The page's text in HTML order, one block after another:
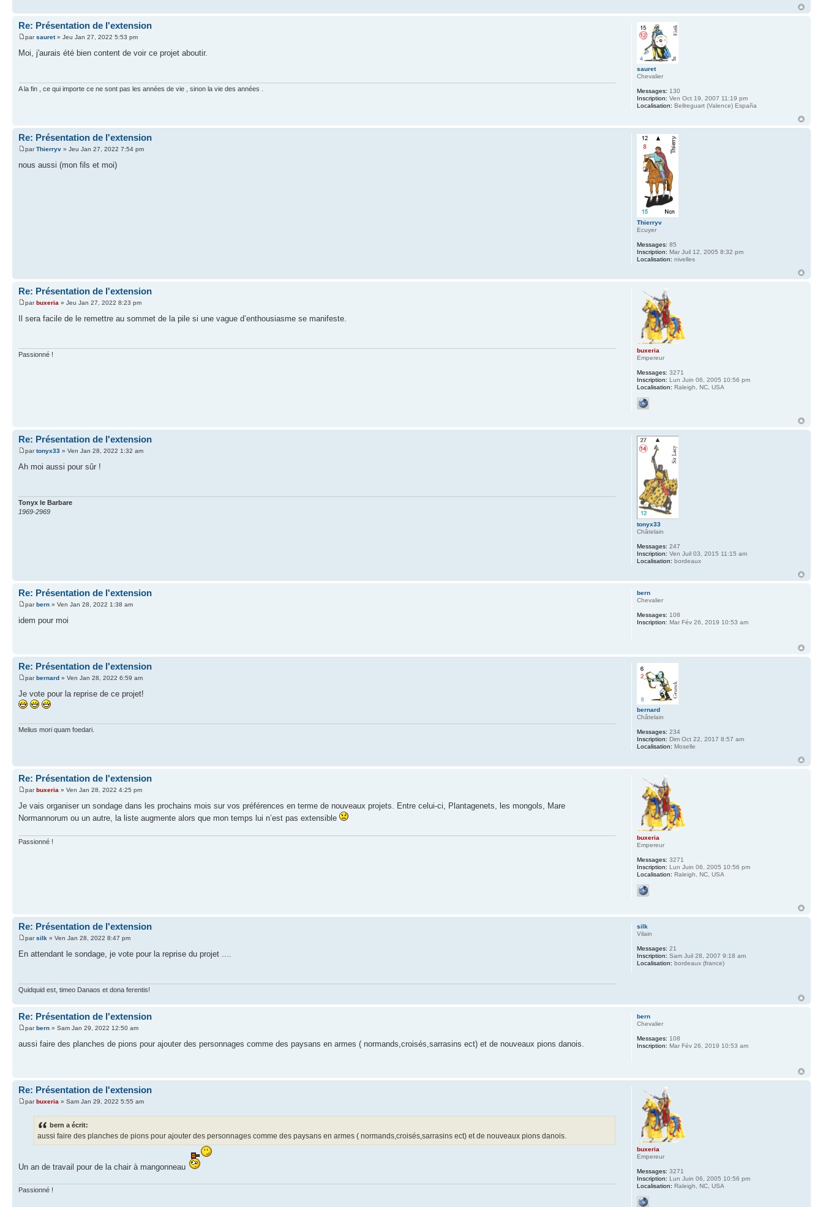
Re: Présentation de l'extension
parsauret» Jeu Jan 27, 2022 5:53 pm
Moi, j'aurais été bien content de voir ce projet aboutir.
A la fin , ce qui importe ce ne sont pas les années de vie , sinon la vie des années .
sauret
Chevalier
Messages: 130
Inscription: Ven Oct 19, 2007 11:19 pm
Localisation: Bellreguart (Valence) España
Re: Présentation de l'extension
parThierryv » Jeu Jan 27, 2022 7:54 pm
nous aussi (mon fils et moi)
Thierryv
Ecuyer
Messages: 85
Inscription: Mar Juil 12, 2005 8:32 pm
Localisation: nivelles
Re: Présentation de l'extension
parbuxeria » Jeu Jan 27, 2022 8:23 pm
Il sera facile de le remettre au sommet de la pile si une vague d’enthousiasme se manifeste.
Passionné !
buxeria
Empereur
Messages: 3271
Inscription: Lun Juin 06, 2005 10:56 pm
Localisation: Raleigh, NC, USA
Re: Présentation de l'extension
partonyx33 » Ven Jan 28, 2022 1:32 am
Ah moi aussi pour sûr !
Tonyx le Barbare
1969-2969
tonyx33
Châtelain
Messages: 247
Inscription: Ven Juil 03, 2015 11:15 am
Localisation: bordeaux
Re: Présentation de l'extension
parbern » Ven Jan 28, 2022 1:38 am
idem pour moi
bern
Chevalier
Messages: 108
Inscription: Mar Fév 26, 2019 10:53 am
Re: Présentation de l'extension
parbernard » Ven Jan 28, 2022 6:59 am
Je vote pour la reprise de ce projet!
Melius mori quam foedari.
bernard
Châtelain
Messages: 234
Inscription: Dim Oct 22, 2017 8:57 am
Localisation: Moselle
Re: Présentation de l'extension
parbuxeria » Ven Jan 28, 2022 4:25 pm
Je vais organiser un sondage dans les prochains mois sur vos préférences en terme de nouveaux projets. Entre celui-ci, Plantagenets, les mongols, Mare
Normannorum ou un autre, la liste augmente alors que mon temps lui n’est pas extensible
Passionné !
buxeria
Empereur
Messages: 3271
Inscription: Lun Juin 06, 2005 10:56 pm
Localisation: Raleigh, NC, USA
Re: Présentation de l'extension
parsilk » Ven Jan 28, 2022 8:47 pm
En attendant le sondage, je vote pour la reprise du projet ....
Quidquid est, timeo Danaos et dona ferentis!
silk
Vilain
Messages: 21
Inscription: Sam Juil 28, 2007 9:18 am
Localisation: bordeaux (france)
Re: Présentation de l'extension
parbern » Sam Jan 29, 2022 12:50 am
aussi faire des planches de pions pour ajouter des personnages comme des paysans en armes ( normands,croisés,sarrasins ect) et de nouveaux pions danois.
bern
Chevalier
Messages: 108
Inscription: Mar Fév 26, 2019 10:53 am
Re: Présentation de l'extension
parbuxeria » Sam Jan 29, 2022 5:55 am
bern a écrit:
aussi faire des planches de pions pour ajouter des personnages comme des paysans en armes ( normands,croisés,sarrasins ect) et de nouveaux pions danois.
Un an de travail pour de la chair à mangonneau
Passionné !
buxeria
Empereur
Messages: 3271
Inscription: Lun Juin 06, 2005 10:56 pm
Localisation: Raleigh, NC, USA